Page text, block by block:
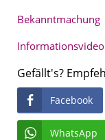
Bekanntmachung
Informationsvideo
Gefällt's?
Facebook
WhatsApp